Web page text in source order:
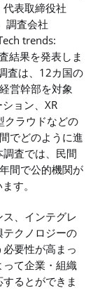
表取締役社
調査会社
Tech trends:
結果を発表しま
査は、12カ国の
営幹部を対象
ョン、XR
クラウドなどの
でどのように進
査では、民間
間で公的機関が
す。
、インテグレ
クノロジーの
要性が高まっ
て企業・組織
るとができま